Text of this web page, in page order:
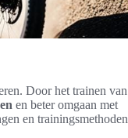
Door het trainen van
en beter omgaan met
en trainingsmethoden